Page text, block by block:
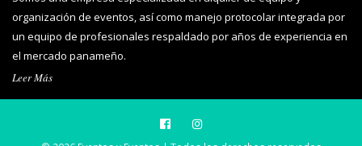
organización de eventos, así como manejo protocolar integrada por
un equipo de profesionales respaldado por años de experiencia en
el mercado panameño.
Leer Más